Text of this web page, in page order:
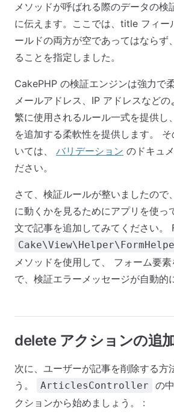
メソッドが呼ばれる際のデータの検
に伝えます。ここでは、title フィー
ールドの両方が空であってはならず
ることを指定しました。
CakePHP の検証エンジンは強力で
メールアドレス、IP アドレスなど
繁に使用されるルール一式を提供し
を追加する柔軟性を提供します。
いては、 バリデーション のドキュ
ださい。
さて、検証ルールが整いましたので
に動くかを見るためにアプリを使っ
文で記事を追加してみてください
メソッドを使用して、 フォーム要
で、検証エラーメッセージが自動的
delete アクションの追
次に、ユーザーが記事を削除する方
う。
ArticlesController の
クションから始めましょう。 :